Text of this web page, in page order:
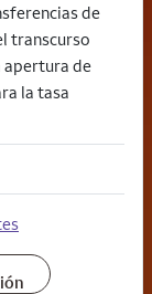
de
transcurso
apertura de
la tasa